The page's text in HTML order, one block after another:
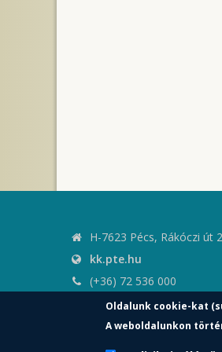
H-7623 Pécs, Rákóczi út
kk.pte.hu
(+36) 72 536 000
pte.hu
Oldalunk cookie-kat
A weboldalunkon